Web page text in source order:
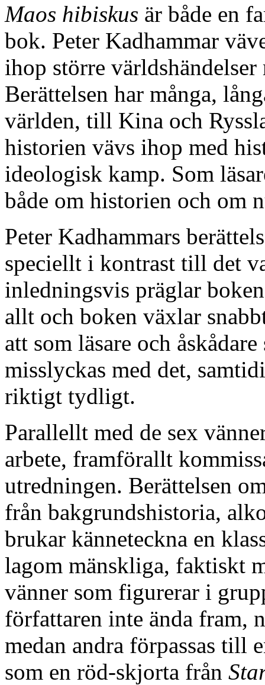
Maos hibiskus är både en
bok. Peter Kadhammar
ihop större
Berättelsen har många,
världen, till Kina och
historien vävs ihop med
ideologisk kamp. Som
både om historien och om
Peter Kadhammars
speciellt i kontrast till det
inledningsvis präglar
allt och boken växlar
att som läsare och
misslyckas med det,
riktigt tydligt.
Parallellt med de sex
arbete, framförallt
utredningen. Berättelsen
från bakgrundshistoria,
brukar känneteckna en
lagom mänskliga, faktiskt
vänner som figurerar i
författaren inte ända fram,
medan andra förpassas till
som en röd-skjorta från